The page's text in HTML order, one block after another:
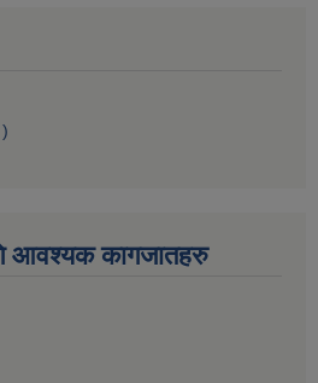
आवश्यक कागजातहरु